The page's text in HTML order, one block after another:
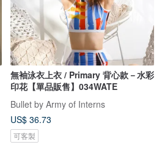
無袖泳衣上衣 / Primary 背心款－水彩
印花【單品販售】034WATE
Bullet by Army of Interns
US$ 36.73
可客製